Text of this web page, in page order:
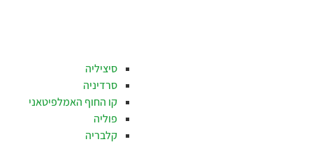
סיציליה
סרדיניה
קו החוף האמלפיטאני
פוליה
קלבריה